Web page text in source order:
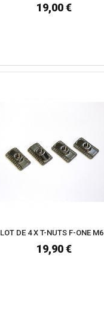
19,00 €
LOT DE 4 X T-NUTS F-ONE M6
19,90 €